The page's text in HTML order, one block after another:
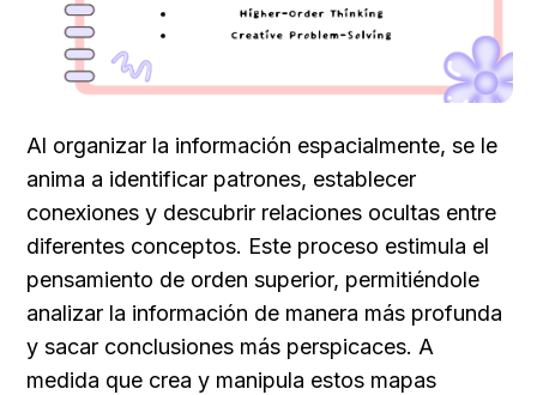
Al organizar la información espacialmente, se le
anima a identificar patrones, establecer
conexiones y descubrir relaciones ocultas entre
diferentes conceptos. Este proceso estimula el
pensamiento de orden superior, permitiéndole
analizar la información de manera más profunda
y sacar conclusiones más perspicaces. A
medida que crea y manipula estos mapas